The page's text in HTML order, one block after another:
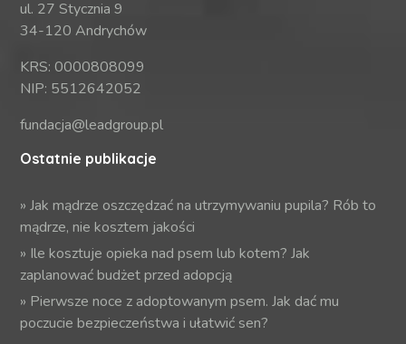
ul. 27 Stycznia 9
34-120 Andrychów
KRS: 0000808099
NIP: 5512642052
fundacja@leadgroup.pl
Ostatnie publikacje
»Jak mądrze oszczędzać na utrzymywaniu pupila? Rób to
mądrze, nie kosztem jakości
» Ile kosztuje opieka nad psem lub kotem? Jak
zaplanować budżet przed adopcją
» Pierwsze noce z adoptowanym psem. Jak dać mu
poczucie bezpieczeństwa i ułatwić sen?